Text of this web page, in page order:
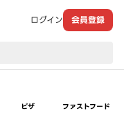
ログイン 会員登録
ピザ ファストフード